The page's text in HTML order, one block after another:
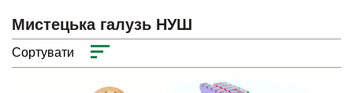
Мистецька галузь НУШ
Сортувати